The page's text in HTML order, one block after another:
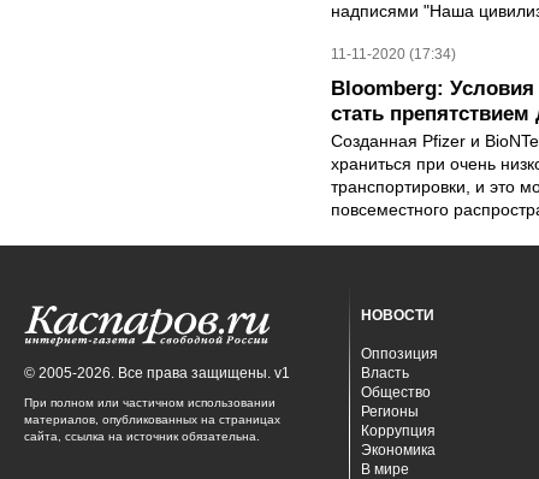
надписями "Наша
11-11-2020 (17:34)
Bloomberg:
стать
Созданная Pfizer и
храниться при очень
транспортировки, и это
повсеместного
© 2005-2026. Все права защищены. v1
При полном или частичном использовании
материалов, опубликованных на страницах
сайта, ссылка на источник обязательна.
НОВОСТИ
Оппозиция
Власть
Общество
Регионы
Коррупция
Экономика
В мире